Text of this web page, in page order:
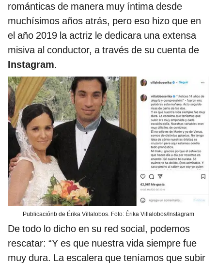
románticas de manera muy íntima desde
muchísimos años atrás, pero eso hizo que en
el año 2019 la actriz le dedicara una extensa
misiva al conductor, a través de su cuenta de
Instagram.
Publicaciónb de Érika Villalobos. Foto: Érika Villalobos/Instagram
De todo lo dicho en su red social, podemos
rescatar: “Y es que nuestra vida siempre fue
muy dura. La escalera que teníamos que subir